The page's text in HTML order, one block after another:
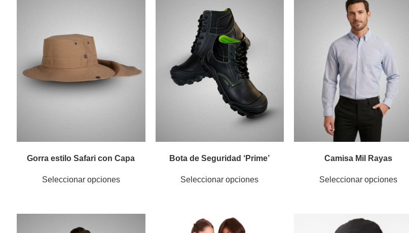
Gorra estilo Safari con Capa
Seleccionar opciones
Bota de Seguridad ‘Prime’
Seleccionar opciones
Camisa Mil Rayas
Seleccionar opciones